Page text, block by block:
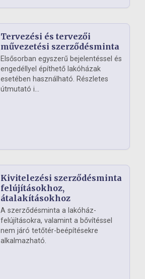
Tervezési és tervezői
művezetési szerződésminta
Elsősorban egyszerű bejelentéssel és
engedéllyel építhető lakóházak
esetében használható. Részletes
útmutató i...
Kivitelezési szerződésminta
felújításokhoz,
átalakításokhoz
A szerződésminta a lakóház-
felújításokra, valamint a bővítéssel
nem járó tetőtér-beépítésekre
alkalmazható.